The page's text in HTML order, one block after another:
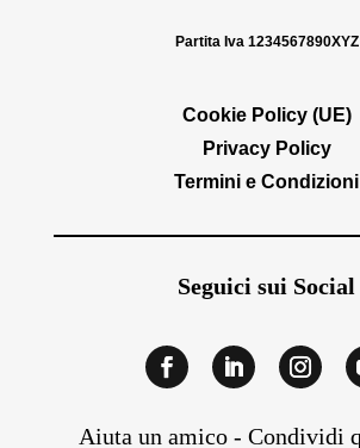
Partita Iva 1234567890XYZ
Cookie Policy (UE)
Privacy Policy
Termini e Condizioni
Seguici sui Social
Aiuta un amico - Condividi